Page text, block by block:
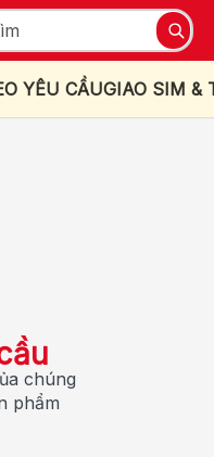
YÊU CẦUGIAO SIM &
chúng
phẩm